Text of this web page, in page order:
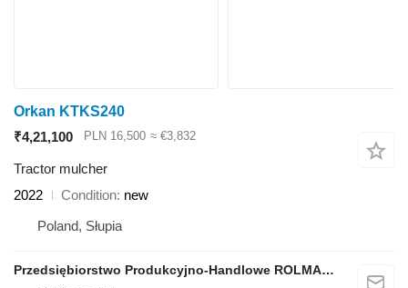
Orkan KTKS240
₹4,21,100
PLN 16,500 ≈ €3,832
Tractor mulcher
2022
Condition new
Poland, Słupia
Przedsiębiorstwo Produkcyjno-Handlowe ROLMAPOL Marcin Dziekan